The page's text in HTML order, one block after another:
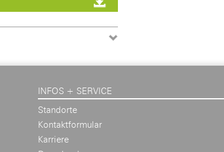
INFOS + SERVICE
Standorte
Kontaktformular
Karriere